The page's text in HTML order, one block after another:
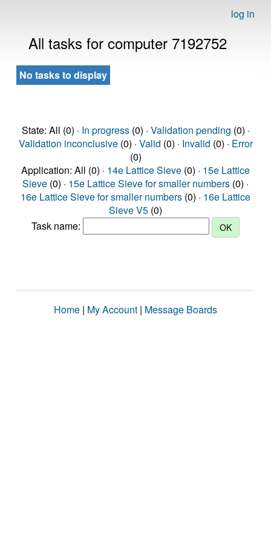
log in
All tasks for computer 7192752
No tasks to display
State: All (0) · In progress(0) · Validation pending (0) ·
Validation inconclusive(0) · Valid (0) · Invalid (0) · Error
(0)
Application: All (0) · 14e Lattice Sieve (0) · 15e Lattice
Sieve (0) · 15e Lattice Sieve for smaller numbers (0) ·
16e Lattice Sieve for smaller numbers (0) · 16e Lattice
Sieve V5 (0)
Task name:
Home | My Account | Message Boards